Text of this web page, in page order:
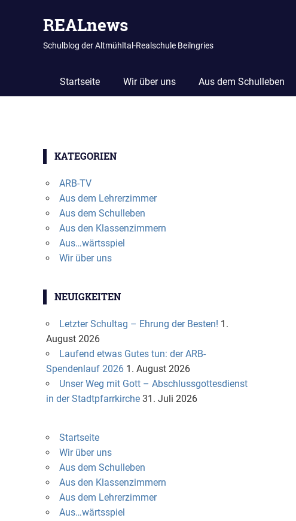
REALnews
Schulblog der Altmühltal-Realschule Beilngries
Startseite Wir über uns Aus dem Schulleben
KATEGORIEN
ARB-TV
Aus dem Lehrerzimmer
Aus dem Schulleben
Aus den Klassenzimmern
Aus…wärtsspiel
Wir über uns
NEUIGKEITEN
Letzter Schultag – Ehrung der Besten! 1.
August 2026
Laufend etwas Gutes tun: der ARB-
Spendenlauf 2026 1. August 2026
Unser Weg mit Gott – Abschlussgottesdienst
in der Stadtpfarrkirche 31. Juli 2026
Startseite
Wir über uns
Aus dem Schulleben
Aus den Klassenzimmern
Aus dem Lehrerzimmer
Aus…wärtsspiel